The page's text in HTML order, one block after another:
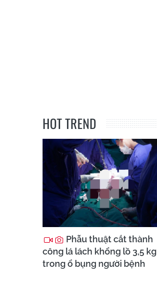
HOT TREND
Phẫu thuật cắt thành
công lá lách khổng lồ 3,5 kg
trong ổ bụng người bệnh